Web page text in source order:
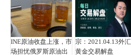
INE原油收盘上涨，市
场担忧俄罗斯原油出
宗：2021.04.13外汇
黄金交易解盘